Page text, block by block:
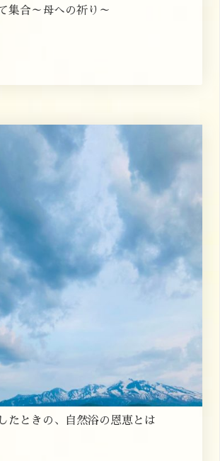
集合～母への祈り～
たときの、自然浴の恩恵とは